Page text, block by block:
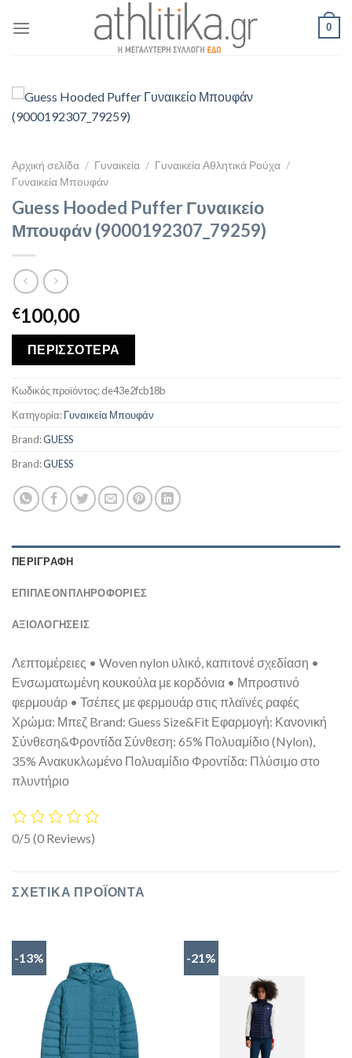
0
Αρχική σελίδα / Γυναικεία / Γυναικεία Αθλητικά Ρούχα /
Γυναικεία Μπουφάν
Guess Hooded Puffer Γυναικείο
Μπουφάν (9000192307_79259)
€100,00
ΠΕΡΙΣΣΟΤΕΡΑ
Κωδικός προϊόντος:de43e2fcb18b
Κατηγορία:Γυναικεία Μπουφάν
Brand:GUESS
Brand:GUESS
ΠΕΡΙΓΡΑΦΉ
ΕΠΙΠΛΈΟΝ ΠΛΗΡΟΦΟΡΊΕΣ
ΑΞΙΟΛΟΓΗΣΕΙΣ
Λεπτομέρειες • Woven nylon υλικό, καπιτονέ σχεδίαση •
Ενσωματωμένη κουκούλα με κορδόνια • Μπροστινό
φερμουάρ • Τσέπες με φερμουάρ στις πλαϊνές ραφές
Χρώμα: Μπεζ Brand: Guess Size&Fit Εφαρμογή: Κανονική
Σύνθεση&Φροντίδα Σύνθεση: 65% Πολυαμίδιο (Nylon),
35% Ανακυκλωμένο Πολυαμίδιο Φροντίδα: Πλύσιμο στο
πλυντήριο
0/5 (0 Reviews)
ΣΧΕΤΙΚΆ ΠΡΟΪΌΝΤΑ
-13% -21%